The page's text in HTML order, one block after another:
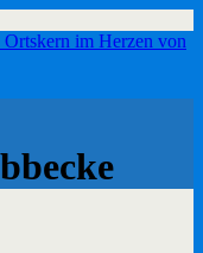
im Herzen von